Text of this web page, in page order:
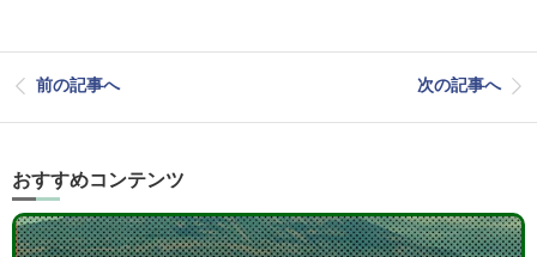
前の記事へ 次の記事へ
おすすめコンテンツ